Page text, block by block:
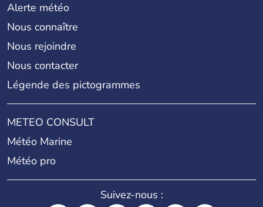
Alerte météo
Nous connaître
Nous rejoindre
Nous contacter
Légende des pictogrammes
METEO CONSULT
Météo Marine
Météo pro
Suivez-nous :